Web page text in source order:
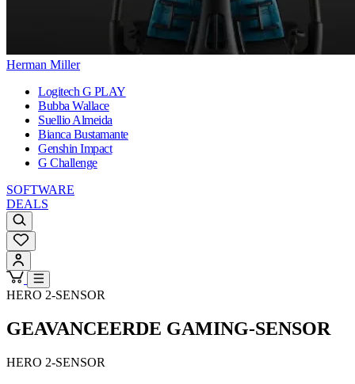
Herman Miller
Logitech G PLAY
Bubba Wallace
Suellio Almeida
Bianca Bustamante
Genshin Impact
G Challenge
SOFTWARE
DEALS
HERO 2-SENSOR
GEAVANCEERDE GAMING-SENSOR
HERO 2-SENSOR